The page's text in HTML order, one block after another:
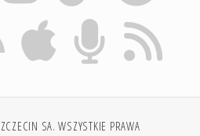
SA. WSZYSTKIE PRAWA